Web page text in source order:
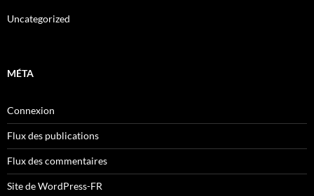
Uncategorized
MÉTA
Connexion
Flux des publications
Flux des commentaires
Site de WordPress-FR